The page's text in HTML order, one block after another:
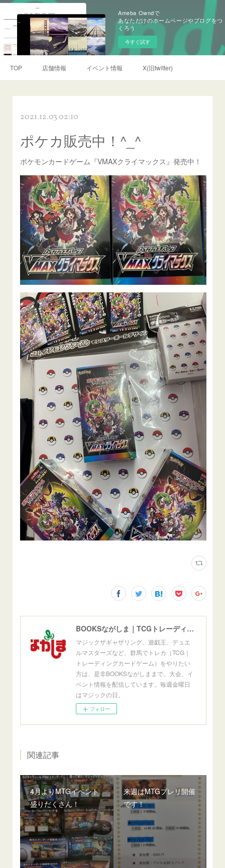
Ameba Owndで
あなただけのホームページやブログをつ
くろう
今すぐ試す
TOP 店舗情報 イベント情報 X(旧twitter)
2021.12.03 02:10
ポケカ販売中！^_^
ポケモンカードゲーム『VMAXクライマックス』発売中！
BOOKSながしま｜TCGトレーディングカードゲーム群馬県高崎市
マジックザギャザリング、遊戯王、デュエ
ルマスターズなど、群馬でトレカ（TCG｜
トレーディングカードゲーム）をやりたい
方は、是非BOOKSながしままで。大会、イ
ベント情報を配信しています。毎週金曜日
はマジックの日。
フォロー
関連記事
4月よりMTGイベント
盛りだくさん！
来週はMTGプレリ開催
です！